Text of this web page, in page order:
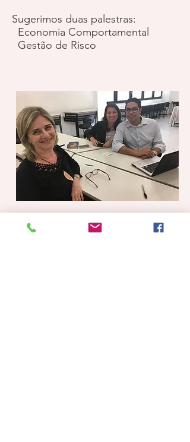
Sugerimos duas palestras:
Economia Comportamental
Gestão de Risco